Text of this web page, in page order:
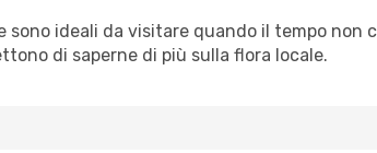
sono ideali da visitare quando il tempo non
di saperne di più sulla flora locale.